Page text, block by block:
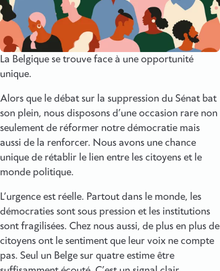
La Belgique se trouve face à une opportunité
unique.
Alors que le débat sur la suppression du Sénat bat
son plein, nous disposons d’une occasion rare non
seulement de réformer notre démocratie mais
aussi de la renforcer. Nous avons une chance
unique de rétablir le lien entre les citoyens et le
monde politique.
L’urgence est réelle. Partout dans le monde, les
démocraties sont sous pression et les institutions
sont fragilisées. Chez nous aussi, de plus en plus de
citoyens ont le sentiment que leur voix ne compte
pas. Seul un Belge sur quatre estime être